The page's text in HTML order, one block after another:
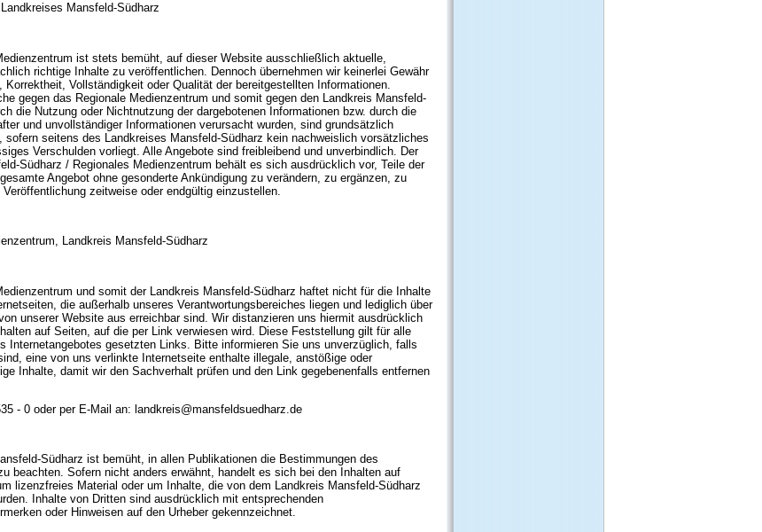
Mansfeld-Südharz
ist stets bemüht, auf dieser Website ausschließlich aktuelle,
richtige Inhalte zu veröffentlichen. Dennoch übernehmen wir keinerlei Gewähr
Korrektheit, Vollständigkeit oder Qualität der bereitgestellten Informationen.
gegen das Regionale Medienzentrum und somit gegen den Landkreis Mansfeld-
die Nutzung oder Nichtnutzung der dargebotenen Informationen bzw. durch die
und unvollständiger Informationen verursacht wurden, sind grundsätzlich
sofern seitens des Landkreises Mansfeld-Südharz kein nachweislich vorsätzliches
Verschulden vorliegt. Alle Angebote sind freibleibend und unverbindlich. Der
Südharz / Regionales Medienzentrum behält es sich ausdrücklich vor, Teile der
Angebot ohne gesonderte Ankündigung zu verändern, zu ergänzen, zu
zeitweise oder endgültig einzustellen.
Landkreis Mansfeld-Südharz
und somit der Landkreis Mansfeld-Südharz haftet nicht für die Inhalte
die außerhalb unseres Verantwortungsbereiches liegen und lediglich über
unserer Website aus erreichbar sind. Wir distanzieren uns hiermit ausdrücklich
auf Seiten, auf die per Link verwiesen wird. Diese Feststellung gilt für alle
Internetangebotes gesetzten Links. Bitte informieren Sie uns unverzüglich, falls
eine von uns verlinkte Internetseite enthalte illegale, anstößige oder
Inhalte, damit wir den Sachverhalt prüfen und den Link gegebenenfalls entfernen
- 0 oder per E-Mail an: landkreis@mansfeldsuedharz.de
Südharz ist bemüht, in allen Publikationen die Bestimmungen des
beachten. Sofern nicht anders erwähnt, handelt es sich bei den Inhalten auf
lizenzfreies Material oder um Inhalte, die von dem Landkreis Mansfeld-Südharz
Inhalte von Dritten sind ausdrücklich mit entsprechenden
oder Hinweisen auf den Urheber gekennzeichnet.